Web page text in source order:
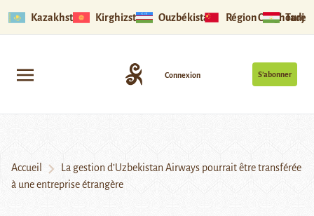
Kazakhstan Kirghizstan Ouzbékistan Région Ouïghoure
S’abonner
Connexion
Accueil
La gestion d’Uzbekistan Airways pourrait être transférée
à une entreprise étrangère